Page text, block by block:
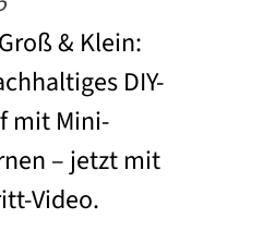
& Klein:
DIY-
mit Mini-
– jetzt mit
Video.